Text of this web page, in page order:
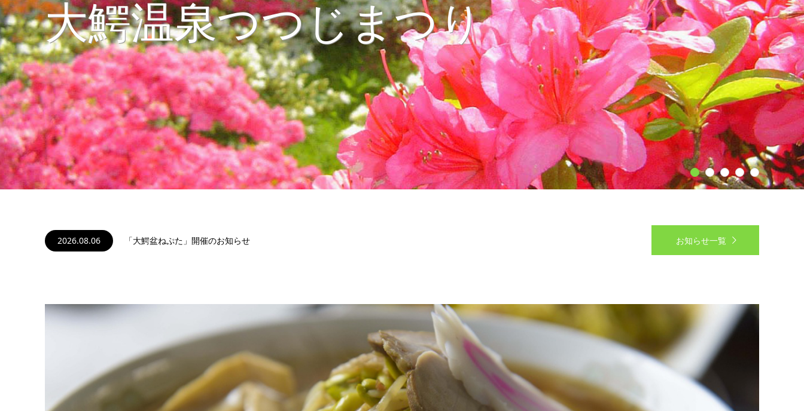
大鰐温泉つつじまつり
3 5
2026.08.06 「大鰐盆ねぷた」開催のお知らせ
2026.08.03 「令和8年度大鰐温泉ねぷたまつり」審査結果発表！
2026.08.02
2026.08.02
2026.08.01 お知らせ一覧